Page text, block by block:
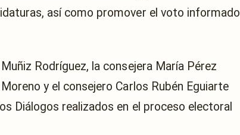
así como promover el voto informado
Rodríguez, la consejera María Pérez
y el consejero Carlos Rubén Eguiarte
Diálogos realizados en el proceso electoral